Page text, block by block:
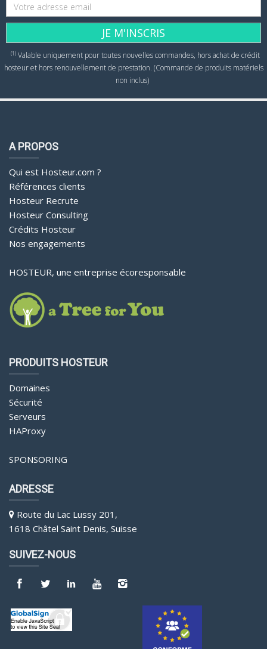
JE M'INSCRIS
(1)Valable uniquement pour toutes nouvelles commandes, hors achat de crédit
hosteur et hors renouvellement de prestation. (Commande de produits matériels
non inclus)
A PROPOS
Qui est Hosteur.com ?
Références clients
Hosteur Recrute
Hosteur Consulting
Crédits Hosteur
Nos engagements
HOSTEUR, une entreprise écoresponsable
PRODUITS HOSTEUR
Domaines
Sécurité
Serveurs
HAProxy
SPONSORING
ADRESSE
Route du Lac Lussy 201,
1618 Châtel Saint Denis, Suisse
SUIVEZ-NOUS